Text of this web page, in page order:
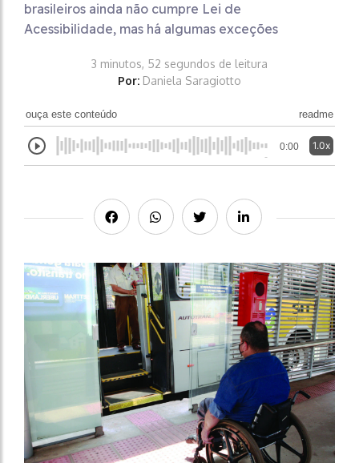
brasileiros ainda não cumpre Lei de
Acessibilidade, mas há algumas exceções
3 minutos, 52 segundos de leitura
Por: Daniela Saragiotto
ouça este conteúdo readme
0:00 1.0x